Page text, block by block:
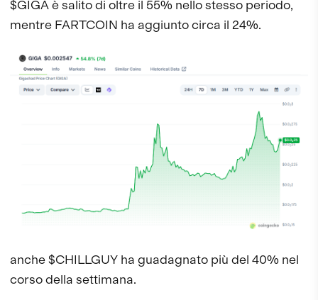
$GIGA è salito di oltre il 55% nello stesso periodo,
mentre FARTCOIN ha aggiunto circa il 24%.
anche $CHILLGUY ha guadagnato più del 40% nel
corso della settimana.